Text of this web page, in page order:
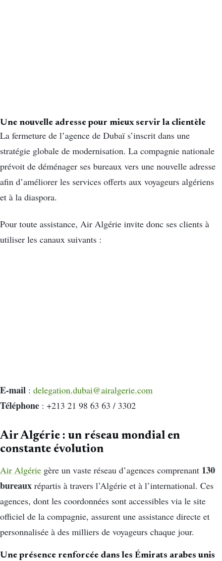
Une nouvelle adresse pour mieux servir la clientèle
La fermeture de l’agence de Dubaï s’inscrit dans une
stratégie globale de modernisation. La compagnie nationale
prévoit de déménager ses bureaux vers une nouvelle adresse
afin d’améliorer les services offerts aux voyageurs algériens
et à la diaspora.
Pour toute assistance, Air Algérie invite donc ses clients à
utiliser les canaux suivants :
E-mail : delegation.dubai@airalgerie.com
Téléphone : +213 21 98 63 63 / 3302
Air Algérie : un réseau mondial en
constante évolution
Air Algérie gère un vaste réseau d’agences comprenant 130
bureaux répartis à travers l’Algérie et à l’international. Ces
agences, dont les coordonnées sont accessibles via le site
officiel de la compagnie, assurent une assistance directe et
personnalisée à des milliers de voyageurs chaque jour.
Une présence renforcée dans les Émirats arabes unis